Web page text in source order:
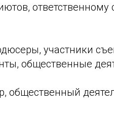
участники
общественные
общественный